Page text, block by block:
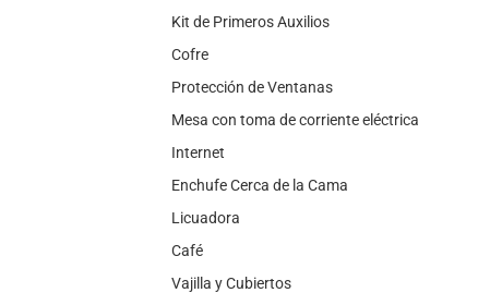
Kit de Primeros Auxilios
Cofre
Protección de Ventanas
Mesa con toma de corriente eléctrica
Internet
Enchufe Cerca de la Cama
Licuadora
Café
Vajilla y Cubiertos